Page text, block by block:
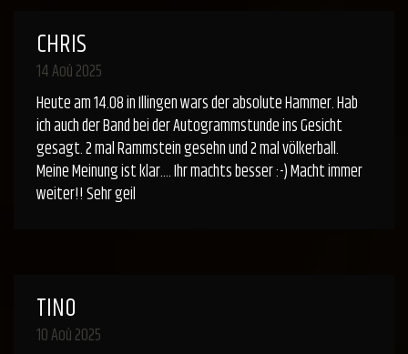
CHRIS
14 Aoû 2025
Heute am 14.08 in Illingen wars der absolute Hammer. Hab
ich auch der Band bei der Autogrammstunde ins Gesicht
gesagt. 2 mal Rammstein gesehn und 2 mal völkerball.
Meine Meinung ist klar…. Ihr machts besser :-) Macht immer
weiter!! Sehr geil
TINO
10 Aoû 2025